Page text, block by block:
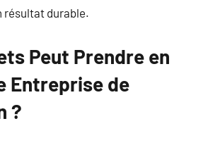
résultat durable.
Peut Prendre en
Entreprise de
?